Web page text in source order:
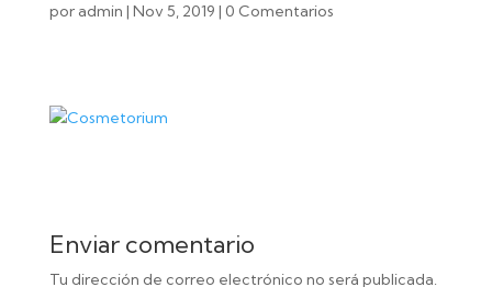
por admin | Nov 5, 2019 | 0 Comentarios
Enviar comentario
Tu dirección de correo electrónico no será publicada.